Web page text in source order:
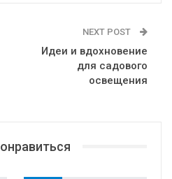
NEXT POST
Идеи и вдохновение
для садового
освещения